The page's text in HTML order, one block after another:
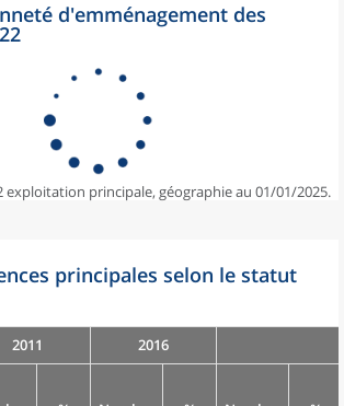
d'emménagement des
exploitation principale, géographie au 01/01/2025.
principales selon le statut
2011 2016